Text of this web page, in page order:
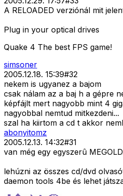
A RELOADED verziónál mit
Plug in your optical drives
Quake 4 The best FPS game!
simsoner
2005.12.18. 15:39#32
nekem is ugyanez a bajom
csak nálam az a baj h a gépre
képfájlt mert nagyobb mint 4
nagyobbal nemtud mitkezdeni...
szal ha kiirtom a cd t akkor
abonyitomz
2005.12.13. 14:32#31
van még egy egyszerû
lehúzni az összes cd/dvd
daemon tools 4be és lehet